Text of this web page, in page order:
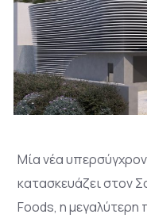
Μία νέα
κατασκευάζει στον
Foods, η μεγαλύτερη